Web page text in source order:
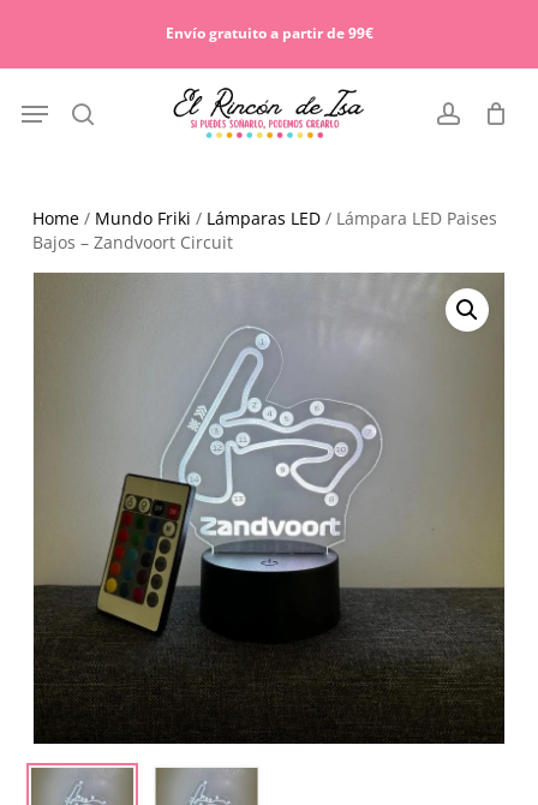
Envío gratuito a partir de 99€
search account
Menu
Cart
Home/ Mundo Friki / Lámparas LED/ Lámpara LED Paises
Bajos – Zandvoort Circuit